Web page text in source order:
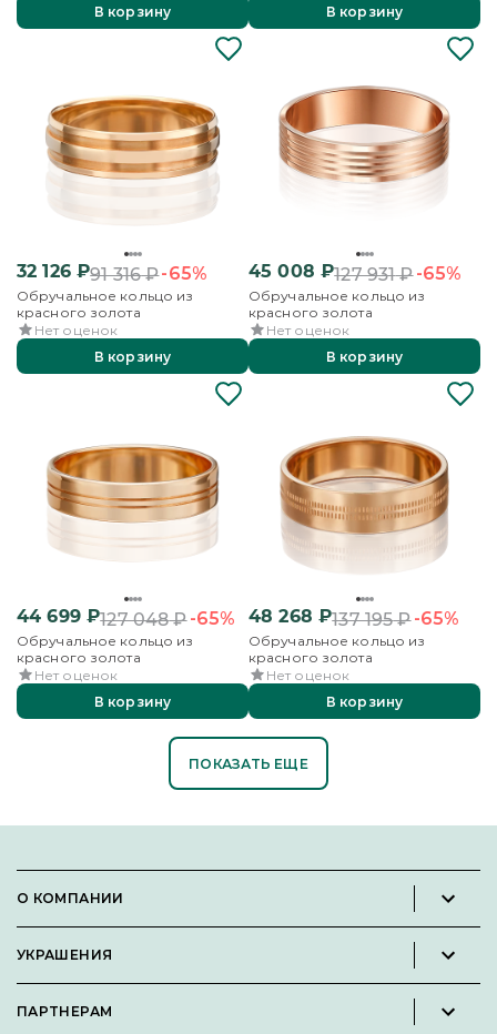
В корзину
В корзину
32 126₽91 316₽-65%
Обручальное кольцо из
красного золота
Нет оценок
В корзину
45 008 ₽127 931₽-65%
Обручальное кольцо из
красного золота
Нет оценок
В корзину
44 699₽127 048₽-65%
Обручальное кольцо из
красного золота
Нет оценок
В корзину
48 268 ₽137 195₽-65%
Обручальное кольцо из
красного золота
Нет оценок
В корзину
ПОКАЗАТЬ ЕЩЕ
О КОМПАНИИ
Вакансии
УКРАШЕНИЯ
Кольца
ПАРТНЕРАМ